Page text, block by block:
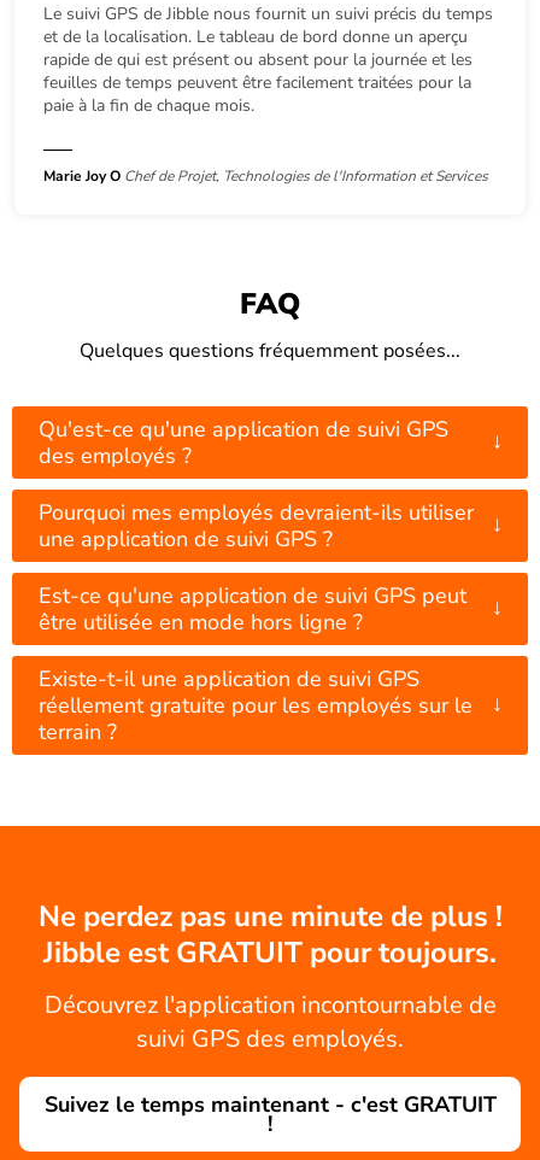
Le suivi GPS de Jibble nous fournit un suivi précis du temps
et de la localisation. Le tableau de bord donne un aperçu
rapide de qui est présent ou absent pour la journée et les
feuilles de temps peuvent être facilement traitées pour la
paie à la fin de chaque mois.
Marie Joy O Chef de Projet, Technologies de l'Information et Services
FAQ
Quelques questions fréquemment posées...
Qu'est-ce qu'une application de suivi GPS
des employés ?
↓
Pourquoi mes employés devraient-ils utiliser
une application de suivi GPS ?
↓
Est-ce qu'une application de suivi GPS peut
être utilisée en mode hors ligne ?
↓
Existe-t-il une application de suivi GPS
réellement gratuite pour les employés sur le
terrain ?
↓
Ne perdez pas une minute de plus !
Jibble est GRATUIT pour toujours.
Découvrez l'application incontournable de
suivi GPS des employés.
Suivez le temps maintenant - c'est GRATUIT
!